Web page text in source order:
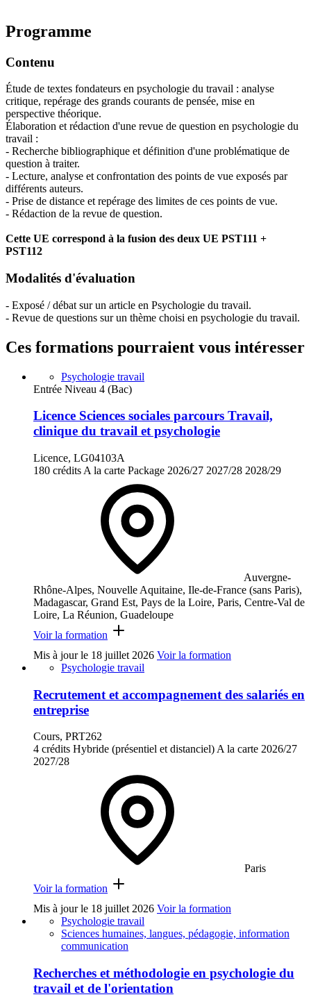
Programme
Contenu
Étude de textes fondateurs en psychologie du travail : analyse
critique, repérage des grands courants de pensée, mise en
perspective théorique.
Élaboration et rédaction d'une revue de question en psychologie du
travail :
- Recherche bibliographique et définition d'une problématique de
question à traiter.
- Lecture, analyse et confrontation des points de vue exposés par
différents auteurs.
- Prise de distance et repérage des limites de ces points de vue.
- Rédaction de la revue de question.
Cette UE correspond à la fusion des deux UE PST111 +
PST112
Modalités d'évaluation
- Exposé / débat sur un article en Psychologie du travail.
- Revue de questions sur un thème choisi en psychologie du travail.
Ces formations pourraient vous intéresser
Psychologie travail
Entrée Niveau 4 (Bac)
Licence Sciences sociales parcours Travail,
clinique du travail et psychologie
Licence, LG04103A
180 crédits A la carte Package 2026/27 2027/28 2028/29
Auvergne-
Rhône-Alpes, Nouvelle Aquitaine, Ile-de-France (sans Paris),
Madagascar, Grand Est, Pays de la Loire, Paris, Centre-Val de
Loire, La Réunion, Guadeloupe
Voir la formation
Mis à jour le 18 juillet 2026 Voir la formation
Psychologie travail
Recrutement et accompagnement des salariés en
entreprise
Cours, PRT262
4 crédits Hybride (présentiel et distanciel) A la carte 2026/27
2027/28
Paris
Voir la formation
Mis à jour le 18 juillet 2026 Voir la formation
Psychologie travail
Sciences humaines, langues, pédagogie, information
communication
Recherches et méthodologie en psychologie du
travail et de l'orientation